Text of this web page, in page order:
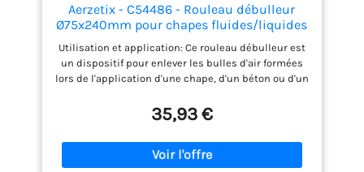
Aerzetix - C54486 - Rouleau débulleur
Ø75x240mm pour chapes fluides/liquides
auto-nivelantes - rouleau à bulles à
pointes pour débullage de
colle/résine/béton/enduit
Utilisation et application: Ce rouleau débulleur est
un dispositif pour enlever les bulles d'air formées
lors de l'application d'une chape, d'un béton ou d'un
en métal et une poignée en plastique. Les picots en
plastique sont situés à l'extérieur du rouleau.
Application: la construction de bâtiments, le
bricolage domestique et industriel, la rénovation
35,93 €